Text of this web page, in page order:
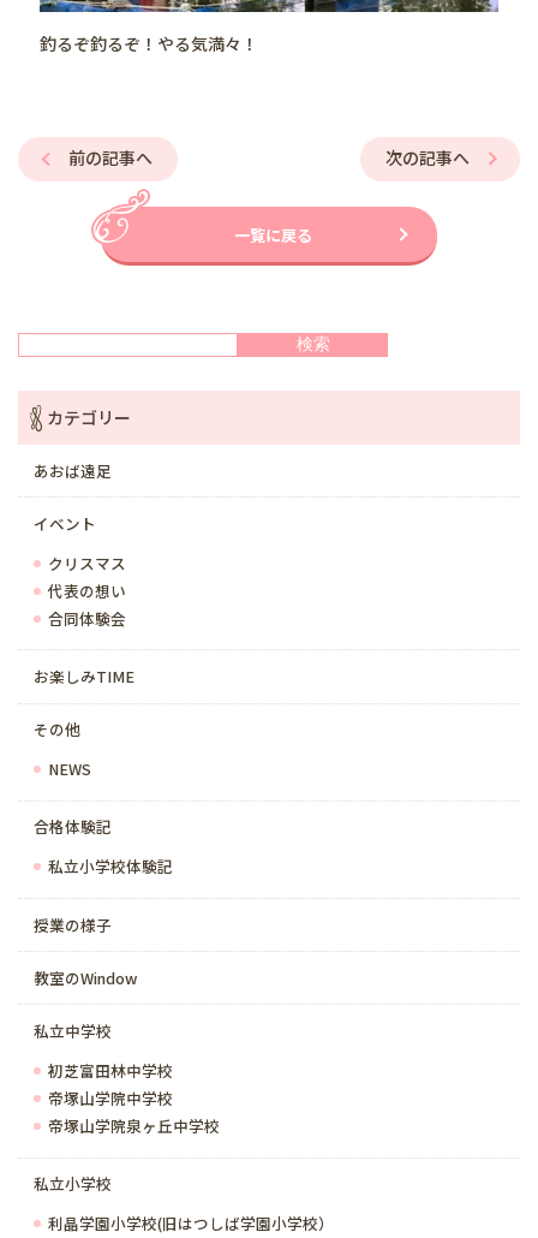
釣るぞ釣るぞ！やる気満々！
次の記事へ
前の記事へ
一覧に戻る
検索
カテゴリー
あおば遠足
イベント
クリスマス
代表の想い
合同体験会
お楽しみTIME
その他
NEWS
合格体験記
私立小学校体験記
授業の様子
教室のWindow
私立中学校
初芝富田林中学校
帝塚山学院中学校
帝塚山学院泉ヶ丘中学校
私立小学校
利晶学園小学校(旧はつしば学園小学校）